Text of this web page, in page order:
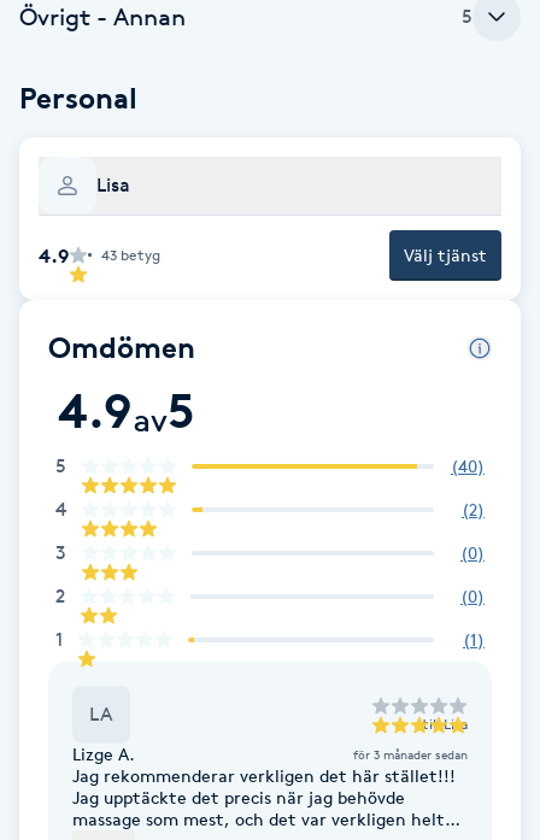
Enzympeeling
Eyeliner-tatuering
Face framing
Faceliftmassage
Fet hårbotten
Fettreducering
Fibromassage
Fotmassage
Övrigt - Annan 5
Personal
Lisa
4.9 43 betyg Välj tjänst
Omdömen
4.9av5
5 (40)
4 (2)
3 (0)
2 (0)
1 (1)
LA till Lisa
Lizge A. för 3 månader sedan
Jag rekommenderar verkligen det här stället!!!
Jag upptäckte det precis när jag behövde
massage som mest, och det var verkligen helt